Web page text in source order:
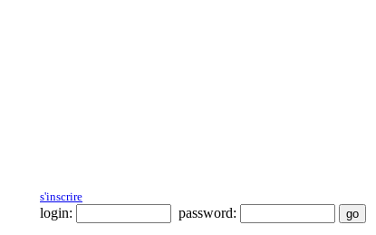
s'inscrire
login:
password: